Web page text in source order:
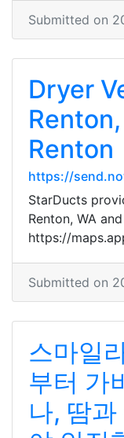
Submitted on
Dryer
Renton
https://
StarDucts
Renton, WA
https://
Submitted on
스마일
부터 가
나, 땀